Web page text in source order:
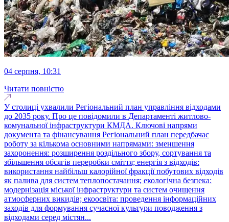
04 серпня, 10:31
Читати повністю
У столиці ухвалили Регіональний план управління відходами
до 2035 року. Про це повідомили в Департаменті житлово-
комунальної інфраструктури КМДА. Ключові напрями
документа та фінансування Регіональний план передбачає
роботу за кількома основними напрямами: зменшення
захоронення: розширення роздільного збору, сортування та
збільшення обсягів переробки сміття; енергія з відходів:
використання найбільш калорійної фракції побутових відходів
як палива для систем теплопостачання; екологічна безпека:
модернізація міської інфраструктури та систем очищення
атмосферних викидів; екоосвіта: проведення інформаційних
заходів для формування сучасної культури поводження з
відходами серед містян...